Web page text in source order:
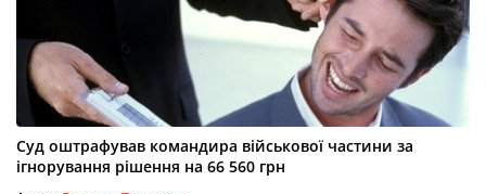
Суд оштрафував командира військової частини за
ігнорування рішення на 66 560 грн